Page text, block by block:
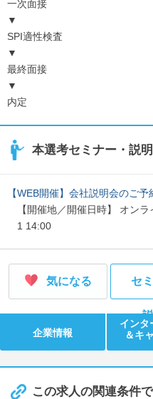
一次面接
▼
SPI適性検査
▼
最終面接
▼
内定
本選考セミナー・説
【WEB開催】会社説明会のご予
【開催地／開催日時】 オン
1 14:00
気になる セ
企業情報
インタ
＆キ
この求人の関連条件